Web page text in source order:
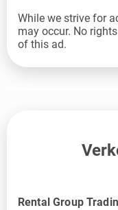
While we strive for
may occur. No
of this ad.
Rental Group